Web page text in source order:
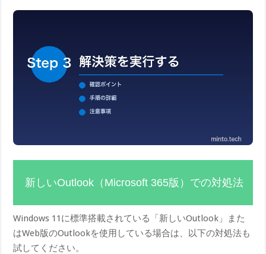
新しいOutlook（Microsoft 365版）での対処法
Windows 11に標準搭載されている「新しいOutlook」また
はWeb版のOutlookを使用している場合は、以下の対処法も
試してください。